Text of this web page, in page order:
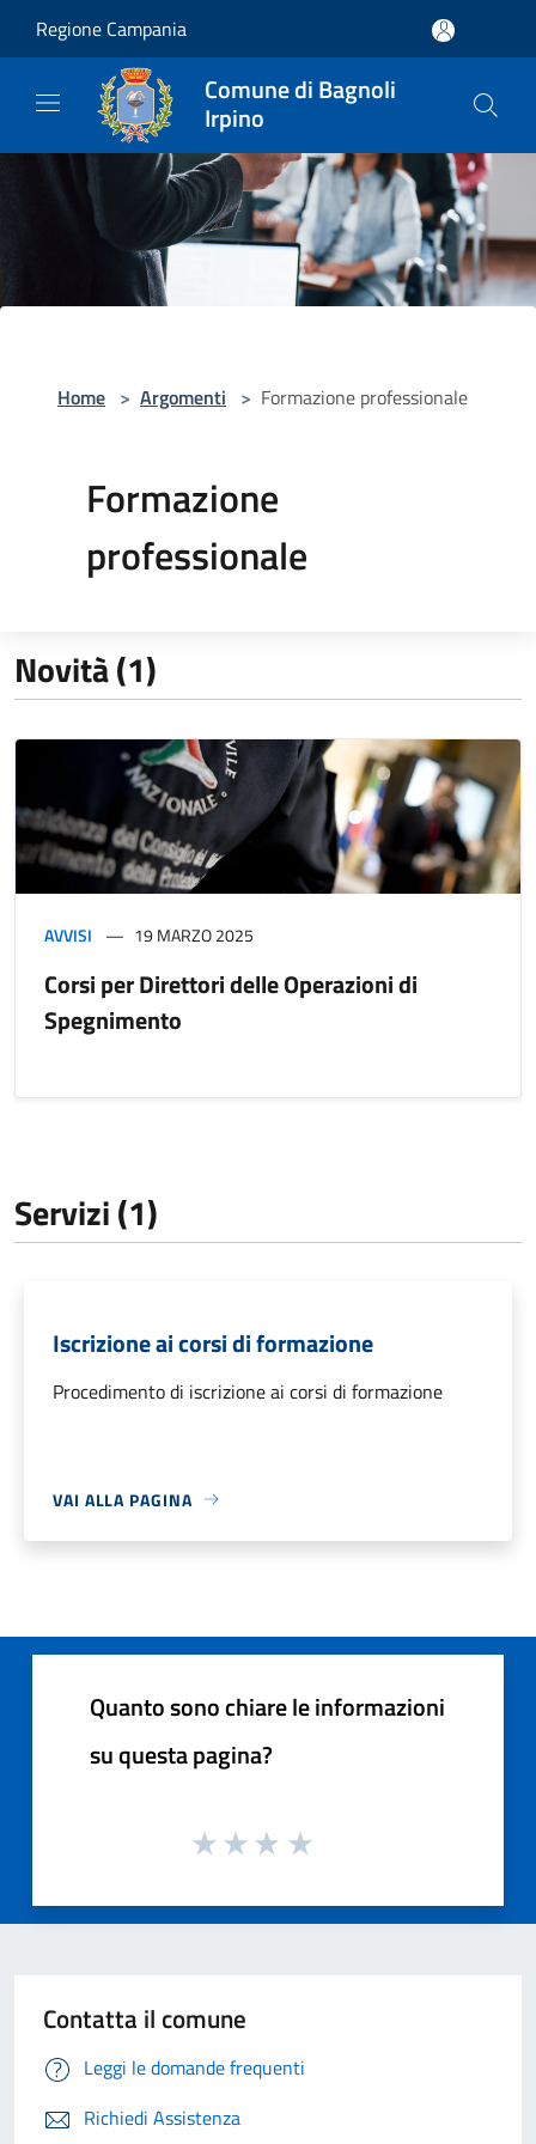
Regione Campania
Comune di Bagnoli
Irpino
Home > Argomenti > Formazione professionale
Formazione
professionale
Novità (1)
AVVISI 19 MARZO 2025
Corsi per Direttori delle Operazioni di
Spegnimento
Servizi (1)
Iscrizione ai corsi di formazione
Procedimento di iscrizione ai corsi di formazione
VAI ALLA PAGINA
Quanto sono chiare le informazioni
su questa pagina?
Contatta il comune
Leggi le domande frequenti
Richiedi Assistenza